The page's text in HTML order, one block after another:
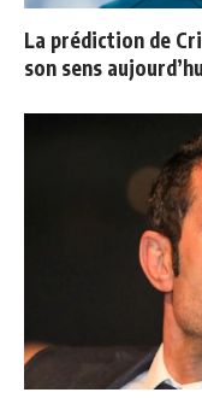
La prédiction de
son sens